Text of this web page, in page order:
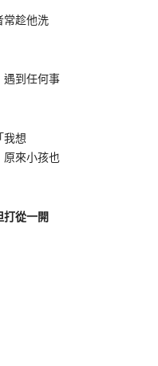
常趁他洗
到任何事
我想
原來小孩也
從一開